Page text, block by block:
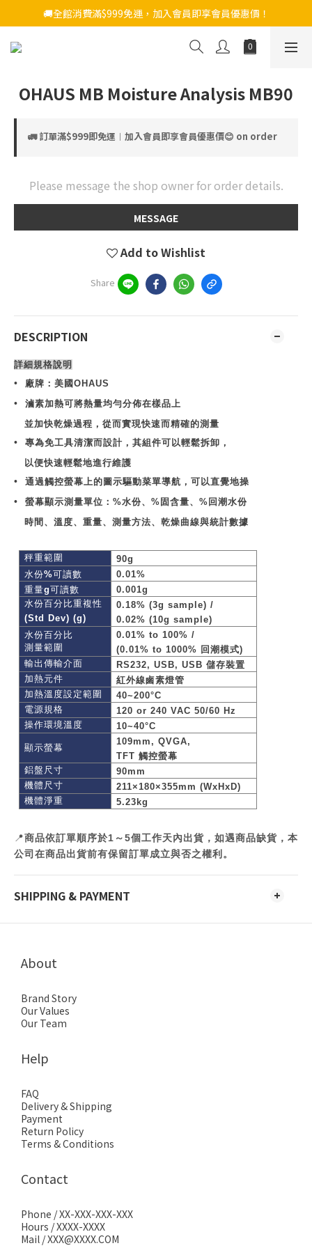
🚚全館消費滿$999免運，加入會員即享會員優惠價！
OHAUS MB Moisture Analysis MB90
🚛 訂單滿$999即免運︱加入會員即享會員優惠價😊 on order
Please message the shop owner for order details.
MESSAGE
Add to Wishlist
Share
DESCRIPTION
詳細規格說明
• 廠牌：美國 OHAUS
•
滷素加熱可將熱量均勻分佈在樣品上
並加快乾燥過程，從而實現快速而精確的測量
•
專為免工具清潔而設計，其組件可以輕鬆拆卸，
以便快速輕鬆地進行維護
• 通過觸控螢幕上的圖示驅動菜單導航，可以直覺地操
• 螢幕顯示測量單位： %水份、 % 固含量、 % 回潮水份
時間、溫度、重量、測量方法、乾燥曲線與統計數據
秤重範圍
90g
水份%可讀數
0.01%
重量g可讀數
0.001g
水份百分比重複性
(Std Dev) (g)
0.18% (3g sample) /
0.02% (10g sample)
水份百分比
測量範圍
0.01% to 100% /
(0.01% to 1000% 回潮模式)
輸出傳輸介面
RS232, USB, USB儲存裝置
加熱元件
紅外線鹵素燈管
加熱溫度設定範圍
40~200°C
電源規格
120 or 240 VAC 50/60 Hz
操作環境溫度
10~40°C
顯示螢幕
109mm, QVGA,
TFT觸控螢幕
鋁盤尺寸
90mm
機體尺寸
211×180×355mm (WxHxD)
機體淨重
5.23kg
📍商品依訂單順序於1～5個工作天內出貨，如遇商品缺貨，本
公司在商品出貨前有保留訂單成立與否之權利。
SHIPPING & PAYMENT
About
Brand Story
Our Values
Our Team
Help
FAQ
Delivery & Shipping
Payment
Return Policy
Terms & Conditions
Contact
Phone / XX-XXX-XXX-XXX
Hours / XXXX-XXXX
Mail / XXX@XXXX.COM